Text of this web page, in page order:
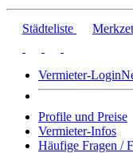
Städteliste
Vermieter-Login
Profile und Preise
Vermieter-Infos
Häufige Fragen /